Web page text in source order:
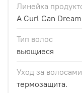
Линейка
A Curl Can Dream
Тип волос
вьющиеся
Уход за
термозащита.